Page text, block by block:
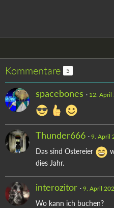
Kommentare 5
spacebones 12. April
Thunder666 9. April
Das sind Ostereier
dies Jahr.
interozitor 9. April
Wo kann ich buchen?